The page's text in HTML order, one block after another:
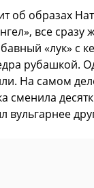
об образах
все
«лук» с
рубашкой.
На самом
сменила
вульгарнее